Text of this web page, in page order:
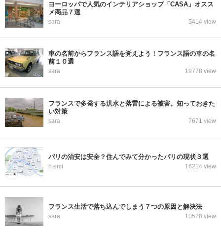
ヨーロッパで人気のインテリアショップ「CASA」オスス
メ商品７選
sara 5414 view
車の名前からフランス語を覚えよう！フランス語の車の名
前１０選
sara 19778 view
フランスで多発する洪水と落雷による被害。知っておきた
い対策
sara 7671 view
パリの治安は安全？住んでみて分かったパリの現状３選
h.emi 16214 view
フランス生活で落ち込んでしまう７つの原因と解決法
sara 10528 view